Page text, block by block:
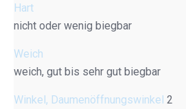
Hart
nicht oder wenig biegbar
Weich
weich, gut bis sehr gut biegbar
Winkel, Daumenöffnungswinkel 2